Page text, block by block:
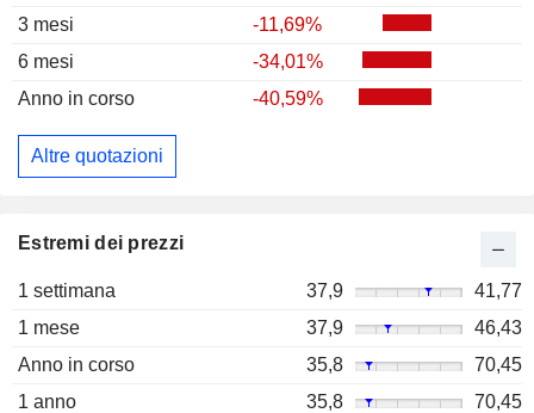
3 mesi
-11,69%
6 mesi
-34,01%
Anno in corso
-40,59%
Altre quotazioni
Estremi dei prezzi
1 settimana 37,9
41,77
1 mese
37,9
46,43
Anno in corso
35,8
70,45
1 anno
35,8
70,45